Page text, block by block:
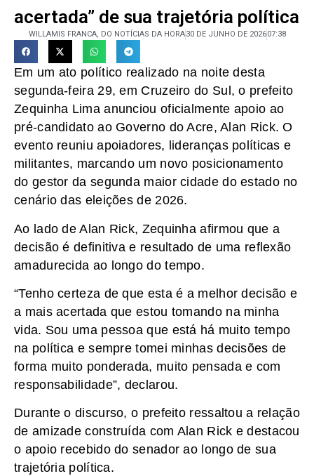
acertada” de sua trajetória política
WILLAMIS FRANCA, DO NOTÍCIAS DA HORA30 DE JUNHO DE 202607:38
Em um ato político realizado na noite desta
segunda-feira 29, em Cruzeiro do Sul, o prefeito
Zequinha Lima anunciou oficialmente apoio ao
pré-candidato ao Governo do Acre, Alan Rick. O
evento reuniu apoiadores, lideranças políticas e
militantes, marcando um novo posicionamento
do gestor da segunda maior cidade do estado no
cenário das eleições de 2026.
Ao lado de Alan Rick, Zequinha afirmou que a
decisão é definitiva e resultado de uma reflexão
amadurecida ao longo do tempo.
“Tenho certeza de que esta é a melhor decisão e
a mais acertada que estou tomando na minha
vida. Sou uma pessoa que está há muito tempo
na política e sempre tomei minhas decisões de
forma muito ponderada, muito pensada e com
responsabilidade”, declarou.
Durante o discurso, o prefeito ressaltou a relação
de amizade construída com Alan Rick e destacou
o apoio recebido do senador ao longo de sua
trajetória política.